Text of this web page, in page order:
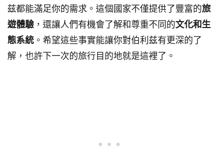
兹都能滿足你的需求。這個國家不僅提供了豐富的旅
遊體驗 ，還讓人們有機會了解和尊重不同的文化和生
態系統 。希望這些事實能讓你對伯利兹有更深的了
解，也許下一次的旅行目的地就是這裡了。